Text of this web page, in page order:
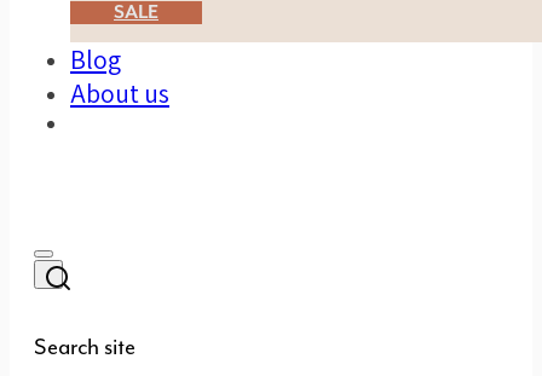
SALE
Blog
About us
Search site